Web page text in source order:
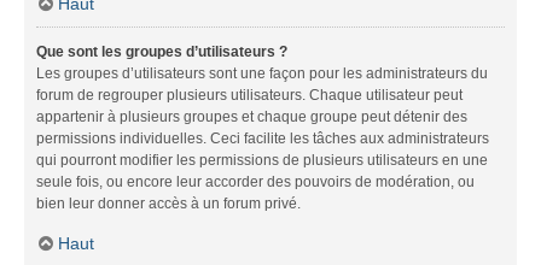
Que sont les groupes d’utilisateurs ?
Les groupes d’utilisateurs sont une façon pour les administrateurs du
forum de regrouper plusieurs utilisateurs. Chaque utilisateur peut
appartenir à plusieurs groupes et chaque groupe peut détenir des
permissions individuelles. Ceci facilite les tâches aux administrateurs
qui pourront modifier les permissions de plusieurs utilisateurs en une
seule fois, ou encore leur accorder des pouvoirs de modération, ou
bien leur donner accès à un forum privé.
Haut